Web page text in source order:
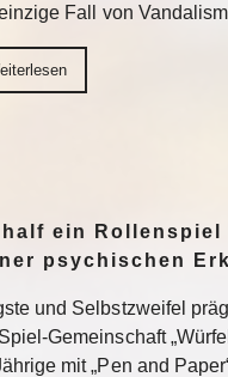
Fall von
ein Rollenspiel
psychischen
und Selbstzweifel
Gemeinschaft
mit „Pen and